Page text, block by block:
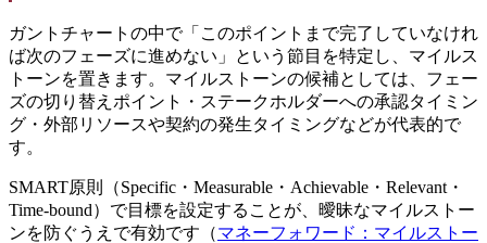
ガントチャートの中で「このポイントまで完了していなけれ
ば次のフェーズに進めない」という節目を特定し、マイルス
トーンを置きます。マイルストーンの候補としては、フェー
ズの切り替えポイント・ステークホルダーへの承認タイミン
グ・外部リソースや契約の発生タイミングなどが代表的で
す。
SMART原則（Specific・Measurable・Achievable・Relevant・
Time-bound）で目標を設定することが、曖昧なマイルストー
ンを防ぐうえで有効です（マネーフォワード：マイルストー